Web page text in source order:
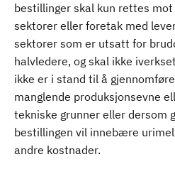
bestillinger skal kun rettes
sektorer eller foretak med
sektorer som er utsatt for
halvledere, og skal ikke
ikke er i stand til å
manglende produksjonsevne
tekniske grunner eller dersom
bestillingen vil innebære
andre kostnader.